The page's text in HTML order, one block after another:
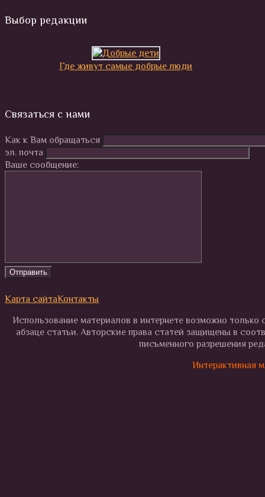
Выбор редакции
Где живут самые добрые люди
Связаться с нами
Как к Вам обращаться
эл. почта
Ваше сообщение:
Карта сайтаКонтакты
Использование материалов в интернете возможно
абзаце статьи. Авторские права статей защищены в
письменного разрешения
Интерактивная